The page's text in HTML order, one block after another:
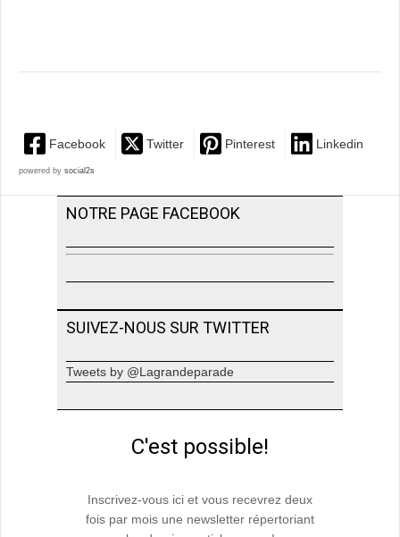
Facebook Twitter Pinterest Linkedin
powered by social2s
NOTRE PAGE FACEBOOK
SUIVEZ-NOUS SUR TWITTER
Tweets by @Lagrandeparade
C'est possible!
Inscrivez-vous ici et vous recevrez deux
fois par mois une newsletter répertoriant